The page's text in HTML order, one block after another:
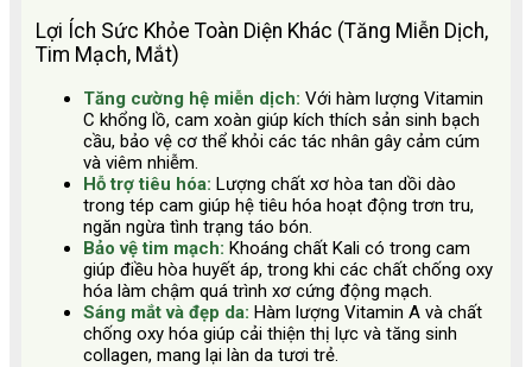
Lợi Ích Sức Khỏe Toàn Diện Khác (Tăng Miễn Dịch,
Tim Mạch, Mắt)
Tăng cường hệ miễn dịch: Với hàm lượng Vitamin
C khổng lồ, cam xoàn giúp kích thích sản sinh bạch
cầu, bảo vệ cơ thể khỏi các tác nhân gây cảm cúm
và viêm nhiễm.
Hỗ trợ tiêu hóa: Lượng chất xơ hòa tan dồi dào
trong tép cam giúp hệ tiêu hóa hoạt động trơn tru,
ngăn ngừa tình trạng táo bón.
Bảo vệ tim mạch: Khoáng chất Kali có trong cam
giúp điều hòa huyết áp, trong khi các chất chống oxy
hóa làm chậm quá trình xơ cứng động mạch.
Sáng mắt và đẹp da: Hàm lượng Vitamin A và chất
chống oxy hóa giúp cải thiện thị lực và tăng sinh
collagen, mang lại làn da tươi trẻ.